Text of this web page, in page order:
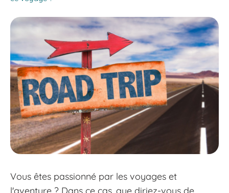
Vous êtes passionné par les voyages et
l'aventure ? Dans ce cas, que diriez-vous de